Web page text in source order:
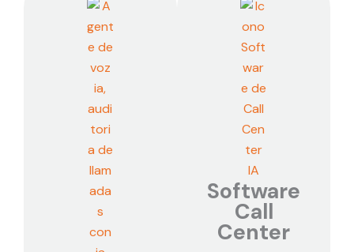
Software
Call
Center